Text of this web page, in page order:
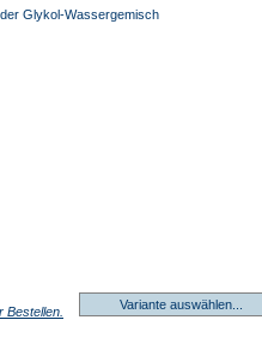
Glykol-Wassergemisch
Bestellen.
Variante auswählen...